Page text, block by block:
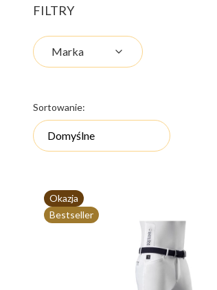
FILTRY
Marka
Lista produktów
Sortowanie:
Domyślne
Okazja
Bestseller